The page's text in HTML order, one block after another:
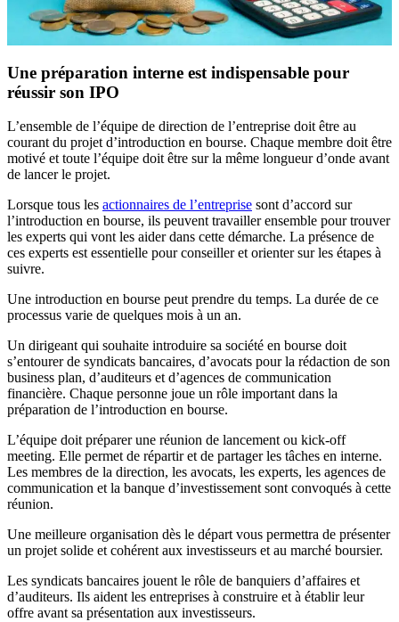
Une préparation interne est indispensable pour
réussir son IPO
L’ensemble de l’équipe de direction de l’entreprise doit être au
courant du projet d’introduction en bourse. Chaque membre doit être
motivé et toute l’équipe doit être sur la même longueur d’onde avant
de lancer le projet.
Lorsque tous les actionnaires de l’entreprise sont d’accord sur
l’introduction en bourse, ils peuvent travailler ensemble pour trouver
les experts qui vont les aider dans cette démarche. La présence de
ces experts est essentielle pour conseiller et orienter sur les étapes à
suivre.
Une introduction en bourse peut prendre du temps. La durée de ce
processus varie de quelques mois à un an.
Un dirigeant qui souhaite introduire sa société en bourse doit
s’entourer de syndicats bancaires, d’avocats pour la rédaction de son
business plan, d’auditeurs et d’agences de communication
financière. Chaque personne joue un rôle important dans la
préparation de l’introduction en bourse.
L’équipe doit préparer une réunion de lancement ou kick-off
meeting. Elle permet de répartir et de partager les tâches en interne.
Les membres de la direction, les avocats, les experts, les agences de
communication et la banque d’investissement sont convoqués à cette
réunion.
Une meilleure organisation dès le départ vous permettra de présenter
un projet solide et cohérent aux investisseurs et au marché boursier.
Les syndicats bancaires jouent le rôle de banquiers d’affaires et
d’auditeurs. Ils aident les entreprises à construire et à établir leur
offre avant sa présentation aux investisseurs.